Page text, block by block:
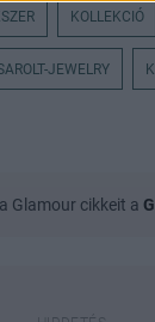
KOLLEKCIÓ
JEWELRY
Glamour cikkeit a